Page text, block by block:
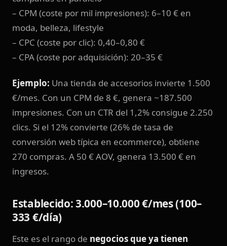
– CPM (coste por mil impresiones): 6–10 € en
moda, belleza, lifestyle
– CPC (coste por clic): 0,40–0,80 €
– CPA (coste por adquisición): 20–35 €
Ejemplo: Una tienda de accesorios invierte 1.500
€/mes. Con un CPM de 8 €, genera ~187.500
impresiones. Con un CTR del 1,2% consigue 2.250
clics. Si el 12% convierte (26% de tasa de
conversión web típica en ecommerce), obtiene
270 compras. A 50 € AOV, genera 13.500 € en
ingresos.
Establecido: 3.000–10.000 €/mes (100–
333 €/día)
Este es el rango de negocios que ya tienen